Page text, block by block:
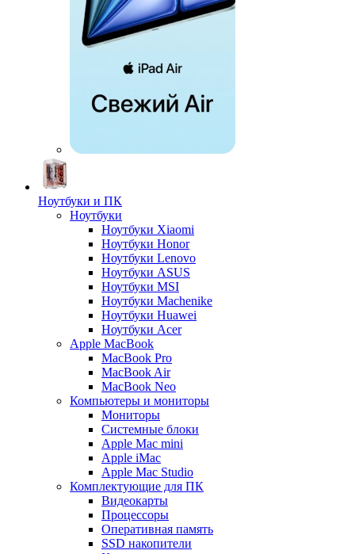
Ноутбуки и ПК
Ноутбуки
Ноутбуки Xiaomi
Ноутбуки Honor
Ноутбуки Lenovo
Ноутбуки ASUS
Ноутбуки MSI
Ноутбуки Machenike
Ноутбуки Huawei
Ноутбуки Acer
Apple MacBook
MacBook Pro
MacBook Air
MacBook Neo
Компьютеры и мониторы
Мониторы
Системные блоки
Apple Mac mini
Apple iMac
Apple Mac Studio
Комплектующие для ПК
Видеокарты
Процессоры
Оперативная память
SSD накопители